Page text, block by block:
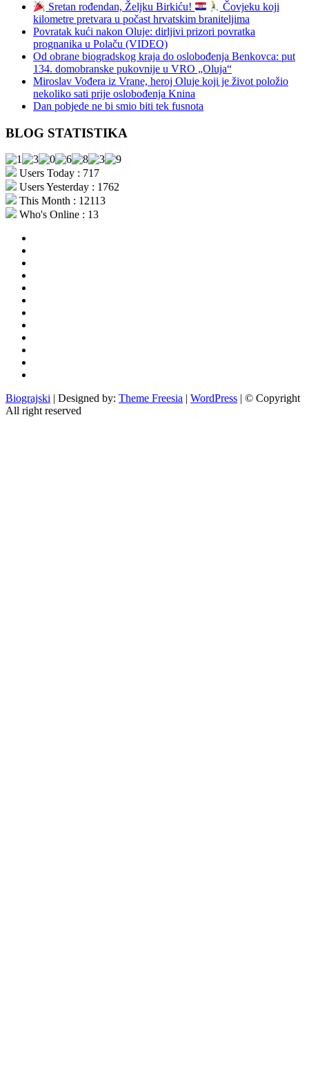
Sretan rođendan, Željku Birkiću!
Čovjeku koji
kilometre pretvara u počast hrvatskim braniteljima
Povratak kući nakon Oluje: dirljivi prizori povratka
prognanika u Polaču (VIDEO)
Od obrane biogradskog kraja do oslobođenja Benkovca: put
134. domobranske pukovnije u VRO „Oluja“
Miroslav Vođera iz Vrane, heroj Oluje koji je život položio
nekoliko sati prije oslobođenja Knina
Dan pobjede ne bi smio biti tek fusnota
BLOG STATISTIKA
Users Today : 717
Users Yesterday : 1762
This Month : 12113
Who's Online : 13
Biograjski | Designed by: Theme Freesia | WordPress | © Copyright
All right reserved